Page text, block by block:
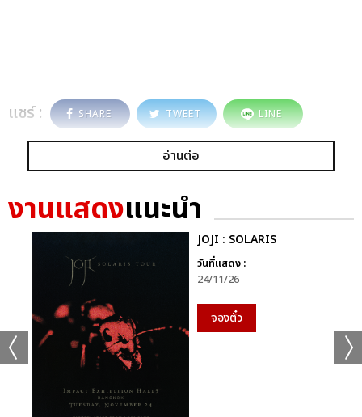
แชร์ : SHARE TWEET LINE
อ่านต่อ
งานแสดงแนะนำ
JOJI : SOLARIS
วันที่แสดง :
24/11/26
จองตั๋ว